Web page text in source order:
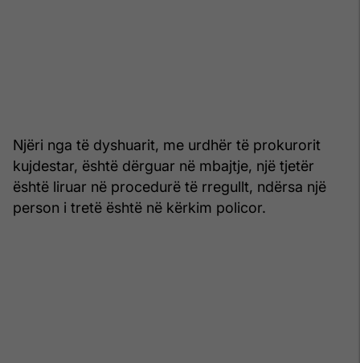
Njëri nga të dyshuarit, me urdhër të prokurorit
kujdestar, është dërguar në mbajtje, një tjetër
është liruar në procedurë të rregullt, ndërsa një
person i tretë është në kërkim policor.